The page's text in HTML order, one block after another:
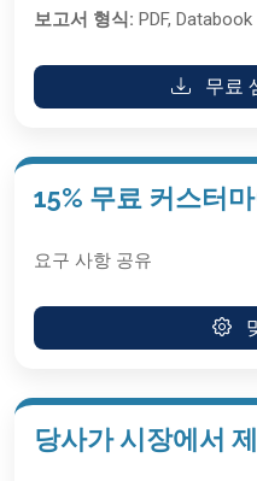
보고서 형식: PDF, Databook
무료
15% 무료 커스터
요구 사항 공유
당사가 시장에서